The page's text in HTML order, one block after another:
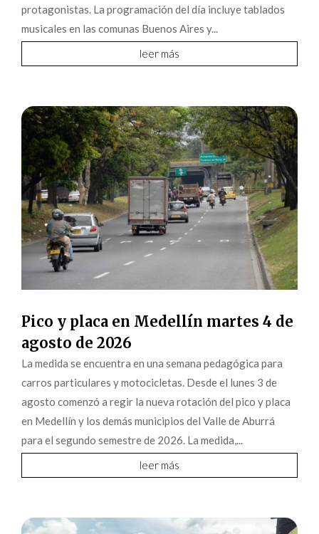
protagonistas. La programación del día incluye tablados
musicales en las comunas Buenos Aires y...
leer más
Pico y placa en Medellín martes 4 de
agosto de 2026
La medida se encuentra en una semana pedagógica para
carros particulares y motocicletas. Desde el lunes 3 de
agosto comenzó a regir la nueva rotación del pico y placa
en Medellín y los demás municipios del Valle de Aburrá
para el segundo semestre de 2026. La medida,...
leer más